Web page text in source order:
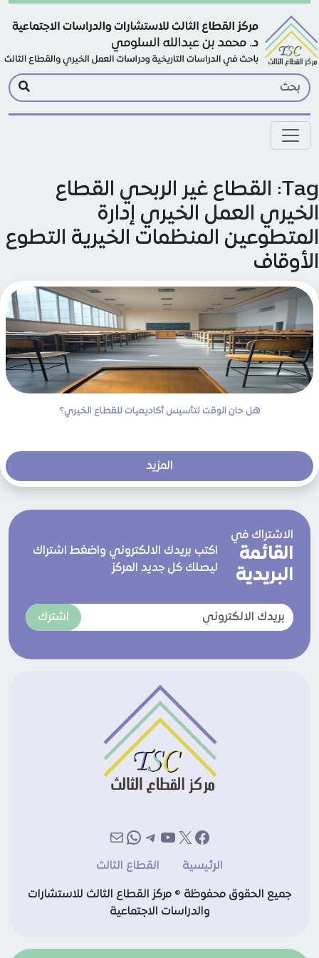
Skip to main
Tag: القطاع غير الربحي القطاع
العمل الخيري إدارة
المنظمات الخيرية التطوع
هل حان الوقت لتأسيس أكاديميات للقطاع الخيري؟
المزيد
الاشتراك في
القائمة
البريدية
اكتب بريدك الالكتروني واضغط اشتراك
ليصلك كل جديد المركز
اشترك
فيسبوك
إكس
يوتيوب
تيليجرام
واتساب
بريد
الرئيسية
القطاع الثالث
جميع الحقوق محفوظة © مركز القطاع الثالث للاستشارات
والدراسات الاجتماعية